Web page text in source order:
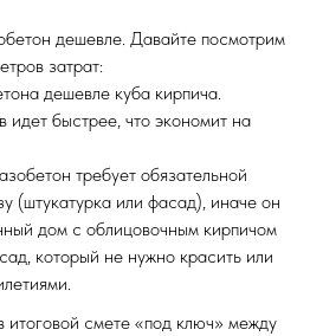
дешевле. Давайте посмотрим
затрат:
дешевле куба кирпича.
идет быстрее, что экономит на
требует обязательной
(штукатурка или фасад), иначе он
дом с облицовочным кирпичом
который не нужно красить или
итоговой смете «под ключ» между